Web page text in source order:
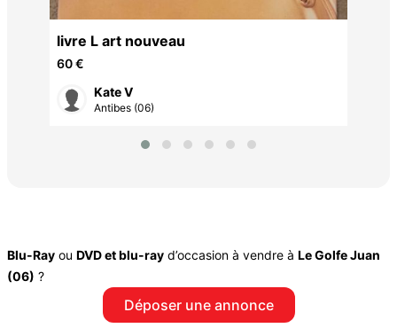
livre L art nouveau
60 €
Kate V
Antibes (06)
Blu-Ray ou DVD et blu-ray d’occasion à vendre à Le Golfe Juan
(06) ?
Déposer une annonce